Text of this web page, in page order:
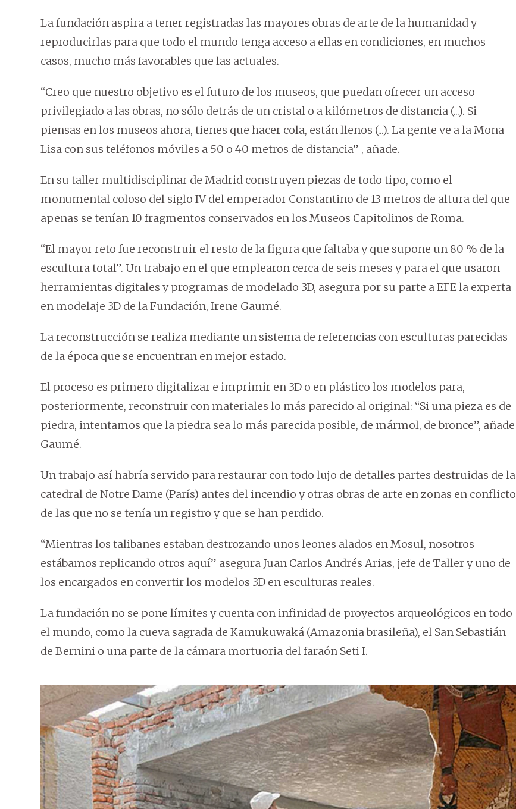
La fundación aspira a tener registradas las mayores obras de arte de la humanidad y
reproducirlas para que todo el mundo tenga acceso a ellas en condiciones, en muchos
casos, mucho más favorables que las actuales.
“Creo que nuestro objetivo es el futuro de los museos, que puedan ofrecer un acceso
privilegiado a las obras, no sólo detrás de un cristal o a kilómetros de distancia (...). Si
piensas en los museos ahora, tienes que hacer cola, están llenos (...). La gente ve a la Mona
Lisa con sus teléfonos móviles a 50 o 40 metros de distancia” , añade.
En su taller multidisciplinar de Madrid construyen piezas de todo tipo, como el
monumental coloso del siglo IV del emperador Constantino de 13 metros de altura del que
apenas se tenían 10 fragmentos conservados en los Museos Capitolinos de Roma.
“El mayor reto fue reconstruir el resto de la figura que faltaba y que supone un 80 % de la
escultura total”. Un trabajo en el que emplearon cerca de seis meses y para el que usaron
herramientas digitales y programas de modelado 3D, asegura por su parte a EFE la experta
en modelaje 3D de la Fundación, Irene Gaumé.
La reconstrucción se realiza mediante un sistema de referencias con esculturas parecidas
de la época que se encuentran en mejor estado.
El proceso es primero digitalizar e imprimir en 3D o en plástico los modelos para,
posteriormente, reconstruir con materiales lo más parecido al original: “Si una pieza es de
piedra, intentamos que la piedra sea lo más parecida posible, de mármol, de bronce”, añade
Gaumé.
Un trabajo así habría servido para restaurar con todo lujo de detalles partes destruidas de la
catedral de Notre Dame (París) antes del incendio y otras obras de arte en zonas en conflicto
de las que no se tenía un registro y que se han perdido.
“Mientras los talibanes estaban destrozando unos leones alados en Mosul, nosotros
estábamos replicando otros aquí” asegura Juan Carlos Andrés Arias, jefe de Taller y uno de
los encargados en convertir los modelos 3D en esculturas reales.
La fundación no se pone límites y cuenta con infinidad de proyectos arqueológicos en todo
el mundo, como la cueva sagrada de Kamukuwaká (Amazonia brasileña), el San Sebastián
de Bernini o una parte de la cámara mortuoria del faraón Seti I.